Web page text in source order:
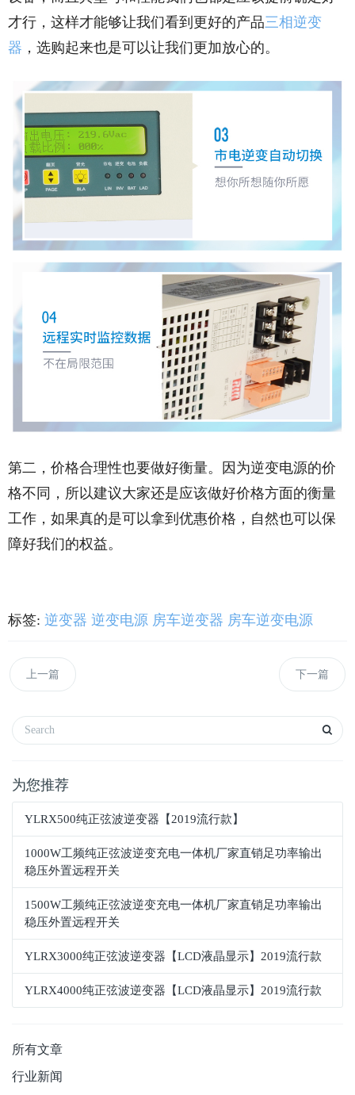
才行，这样才能够让我们看到更好的产品三相逆变
器 ，选购起来也是可以让我们更加放心的。
第二，价格合理性也要做好衡量。因为逆变电源的价
格不同，所以建议大家还是应该做好价格方面的衡量
工作，如果真的是可以拿到优惠价格，自然也可以保
障好我们的权益。
标签: 逆变器 逆变电源 房车逆变器 房车逆变电源
上一篇 下一篇
为您推荐
YLRX500纯正弦波逆变器【2019流行款】
1000W工频纯正弦波逆变充电一体机厂家直销足功率输出
稳压外置远程开关
1500W工频纯正弦波逆变充电一体机厂家直销足功率输出
稳压外置远程开关
YLRX3000纯正弦波逆变器【LCD液晶显示】2019流行款
YLRX4000纯正弦波逆变器【LCD液晶显示】2019流行款
所有文章
行业新闻